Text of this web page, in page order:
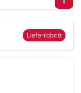
Lieferrabatt